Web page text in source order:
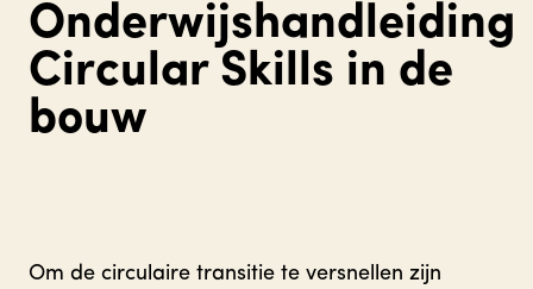
Onderwijshandleiding
Circular Skills in de
bouw
Om de circulaire transitie te versnellen zijn